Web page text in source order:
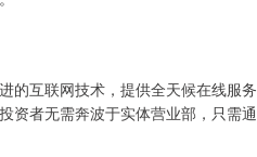
的互联网技术，提供全天候在线服
资者无需奔波于实体营业部，只需